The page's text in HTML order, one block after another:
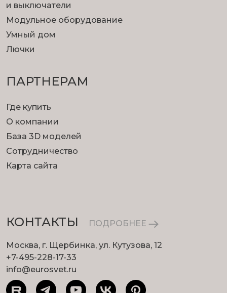
и выключатели
Модульное оборудование
Умный дом
Лючки
ПАРТНЕРАМ
Где купить
О компании
База 3D моделей
Сотрудничество
Карта сайта
КОНТАКТЫ ПОДРОБНЕЕ
Москва, г. Щербинка, ул. Кутузова, 12
+7-495-228-17-33
info@eurosvet.ru